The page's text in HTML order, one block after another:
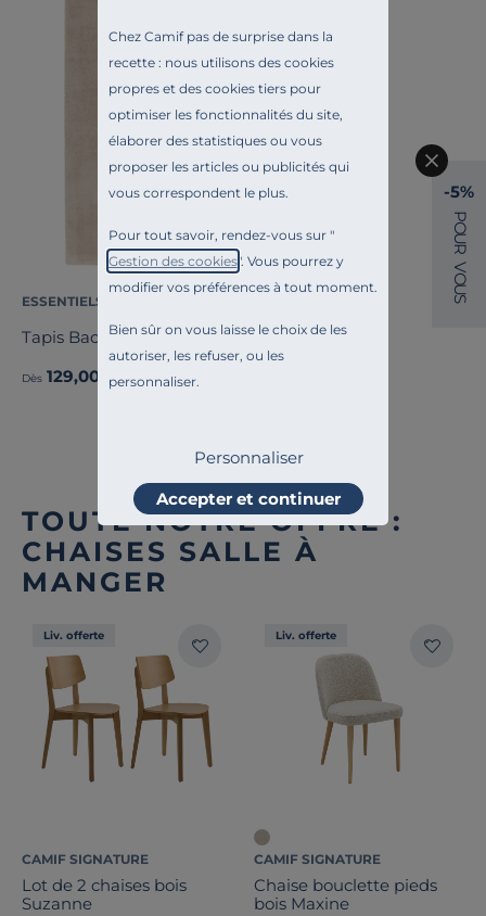
Chez Camif pas de surprise dans la
recette : nous utilisons des cookies
propres et des cookies tiers pour
optimiser les fonctionnalités du site,
élaborer des statistiques ou vous
proposer les articles ou publicités qui
vous correspondent le plus.
Pour tout savoir, rendez-vous sur "
Gestion des cookies". Vous pourrez y
modifier vos préférences à tout moment.
Bien sûr on vous laisse le choix de les
autoriser, les refuser, ou les
personnaliser.
Personnaliser
Accepter et continuer
ESSENTIELS PAR CAMIF
Tapis Bao
Dès 129,00 €
TOUTE NOTRE OFFRE :
CHAISES SALLE À
MANGER
Liv. offerte
CAMIF SIGNATURE
Lot de 2 chaises bois
Suzanne
Liv. offerte
CAMIF SIGNATURE
Chaise bouclette pieds
bois Maxine
-5%
P
O
U
R
V
O
U
S